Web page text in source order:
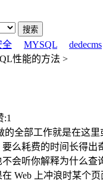
搜索
全 MYSQL
dedecms
性能的方法 >
:1
全部工作就是在这
么耗费的时间长得
会听你解释为什么
Web 上冲浪时某个